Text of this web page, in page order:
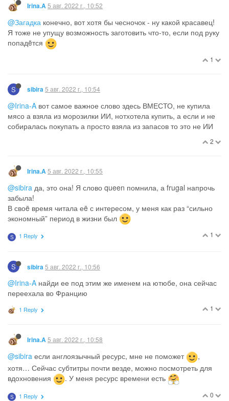
Irina.A5 авг. 2022 г., 10:52
@Загадка конечно, вот хотя бы чесночок - ну какой красавец!
Я тоже не упущу возможность заготовить что-то, если под руку
попадëтся
1
S sibira 5 авг. 2022 г., 10:54
@Irina-A вот самое важное слово здесь ВМЕСТО, не купила
мясо а взяла из морозилки ИИ, нотхотела купить, а если и не
собиралась покупать а просто взяла из запасов то это не ИИ
2
Irina.A 5 авг. 2022 г., 10:55
@sibira да, это она! Я слово queen помнила, а frugal напрочь
забыла!
В своë время читала еë с интересом, у меня как раз “сильно
экономный” период в жизни был
1
S 1 Reply
S sibira 5 авг. 2022 г., 10:56
@Irina-A найди ее под этим же именем на ютюбе, она сейчас
переехала во Францию
1
1 Reply
Irina.A5 авг. 2022 г., 10:58
@sibira если англоязычный ресурс, мне не поможет
,
хотя… Сейчас субтитры почти везде, можно посмотреть для
вдохновения
. У меня ресурс времени есть
0
S 1 Reply